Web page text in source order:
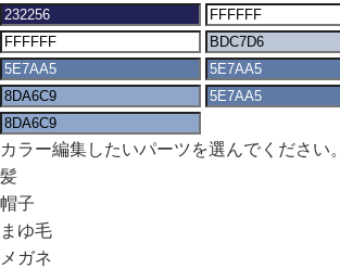
カラー編集したいパーツを選んでください。
髪
帽子
まゆ毛
メガネ